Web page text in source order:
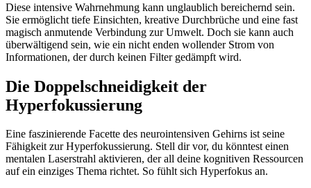
Diese intensive Wahrnehmung kann unglaublich bereichernd sein.
Sie ermöglicht tiefe Einsichten, kreative Durchbrüche und eine fast
magisch anmutende Verbindung zur Umwelt. Doch sie kann auch
überwältigend sein, wie ein nicht enden wollender Strom von
Informationen, der durch keinen Filter gedämpft wird.
Die Doppelschneidigkeit der
Hyperfokussierung
Eine faszinierende Facette des neurointensiven Gehirns ist seine
Fähigkeit zur Hyperfokussierung. Stell dir vor, du könntest einen
mentalen Laserstrahl aktivieren, der all deine kognitiven Ressourcen
auf ein einziges Thema richtet. So fühlt sich Hyperfokus an.